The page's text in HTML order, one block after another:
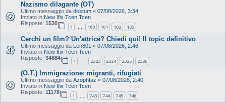
Nazismo dilagante (OT)
Ultimo messaggio da dostum « 07/08/2026, 3:34
Inviato in New Ifix Tcen Tcen
Risposte: 1530
1 … 100 101 102 103
Cerchi un film? Un'attrice? Chiedi qui! Il topic definitivo
Ultimo messaggio da Len801 « 07/08/2026, 2:46
Inviato in New Ifix Tcen Tcen
Risposte: 34884
1 2323 2324 2325 2326
(O.T.) Immigrazione: migranti, rifugiati
Ultimo messaggio da Azophfaz « 07/08/2026, 2:40
Inviato in New Ifix Tcen Tcen
Risposte: 11178
1 … 743 744 745 746